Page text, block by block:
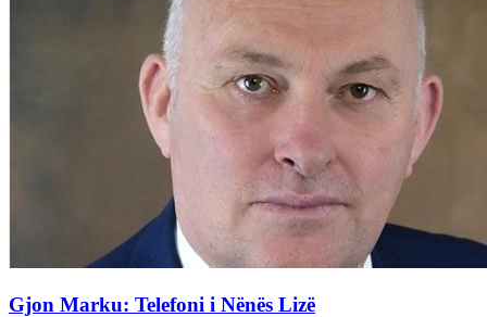
Gjon Marku: Telefoni i Nënës Lizë